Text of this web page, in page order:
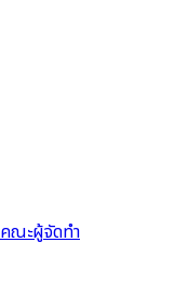
คณะผู้จัดทำ